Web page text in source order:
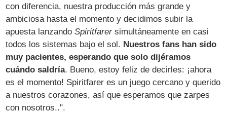
con diferencia, nuestra producción más grande y
ambiciosa hasta el momento y decidimos subir la
apuesta lanzandoSpiritfarersimultáneamente en casi
todos los sistemas bajo el sol. Nuestros fans han sido
muy pacientes, esperando que solo dijéramos
cuándo saldría. Bueno, estoy feliz de decirles: ¡ahora
es el momento! Spiritfarer es un juego cercano y querido
a nuestros corazones, así que esperamos que zarpes
con nosotros..".